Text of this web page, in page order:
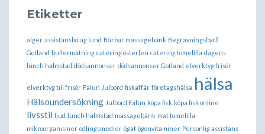
Etiketter
alger assistansbolag lund Bärbar massagebänk Begravningsbyrå
Gotland bullermätning catering österlen catering tomelilla dagens
lunch halmstad dödsannonser dödsannonser Gotland elverktyg frisör
elverktyg till frisör Falun Julbord fiskaffär företagshälsa hälsa
Hälsoundersökning Julbord Falun köpa fisk köpa fisk online
livsstil ljud lunch halmstad massagebänk mat tomelilla
mikroorganismer odlingsmedier ögat ögonvitaminer Personlig assistans